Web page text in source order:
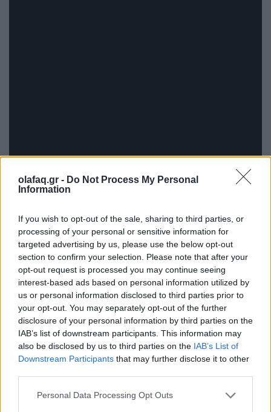
olafaq.gr - Do Not Process My Personal
Information
If you wish to opt-out of the sale, sharing to third parties, or
processing of your personal or sensitive information for
targeted advertising by us, please use the below opt-out
section to confirm your selection. Please note that after your
opt-out request is processed you may continue seeing
interest-based ads based on personal information utilized by
us or personal information disclosed to third parties prior to
your opt-out. You may separately opt-out of the further
disclosure of your personal information by third parties on the
IAB’s list of downstream participants. This information may
also be disclosed by us to third parties on the IAB’s List of
Downstream Participants that may further disclose it to other
Personal Data Processing Opt Outs
Επιπλέον, οι υπεύθυνοι του προγράμματος